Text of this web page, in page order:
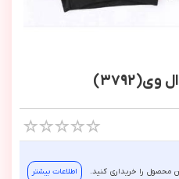
محصول را خریداری کنید.
اطلاعات بیشتر